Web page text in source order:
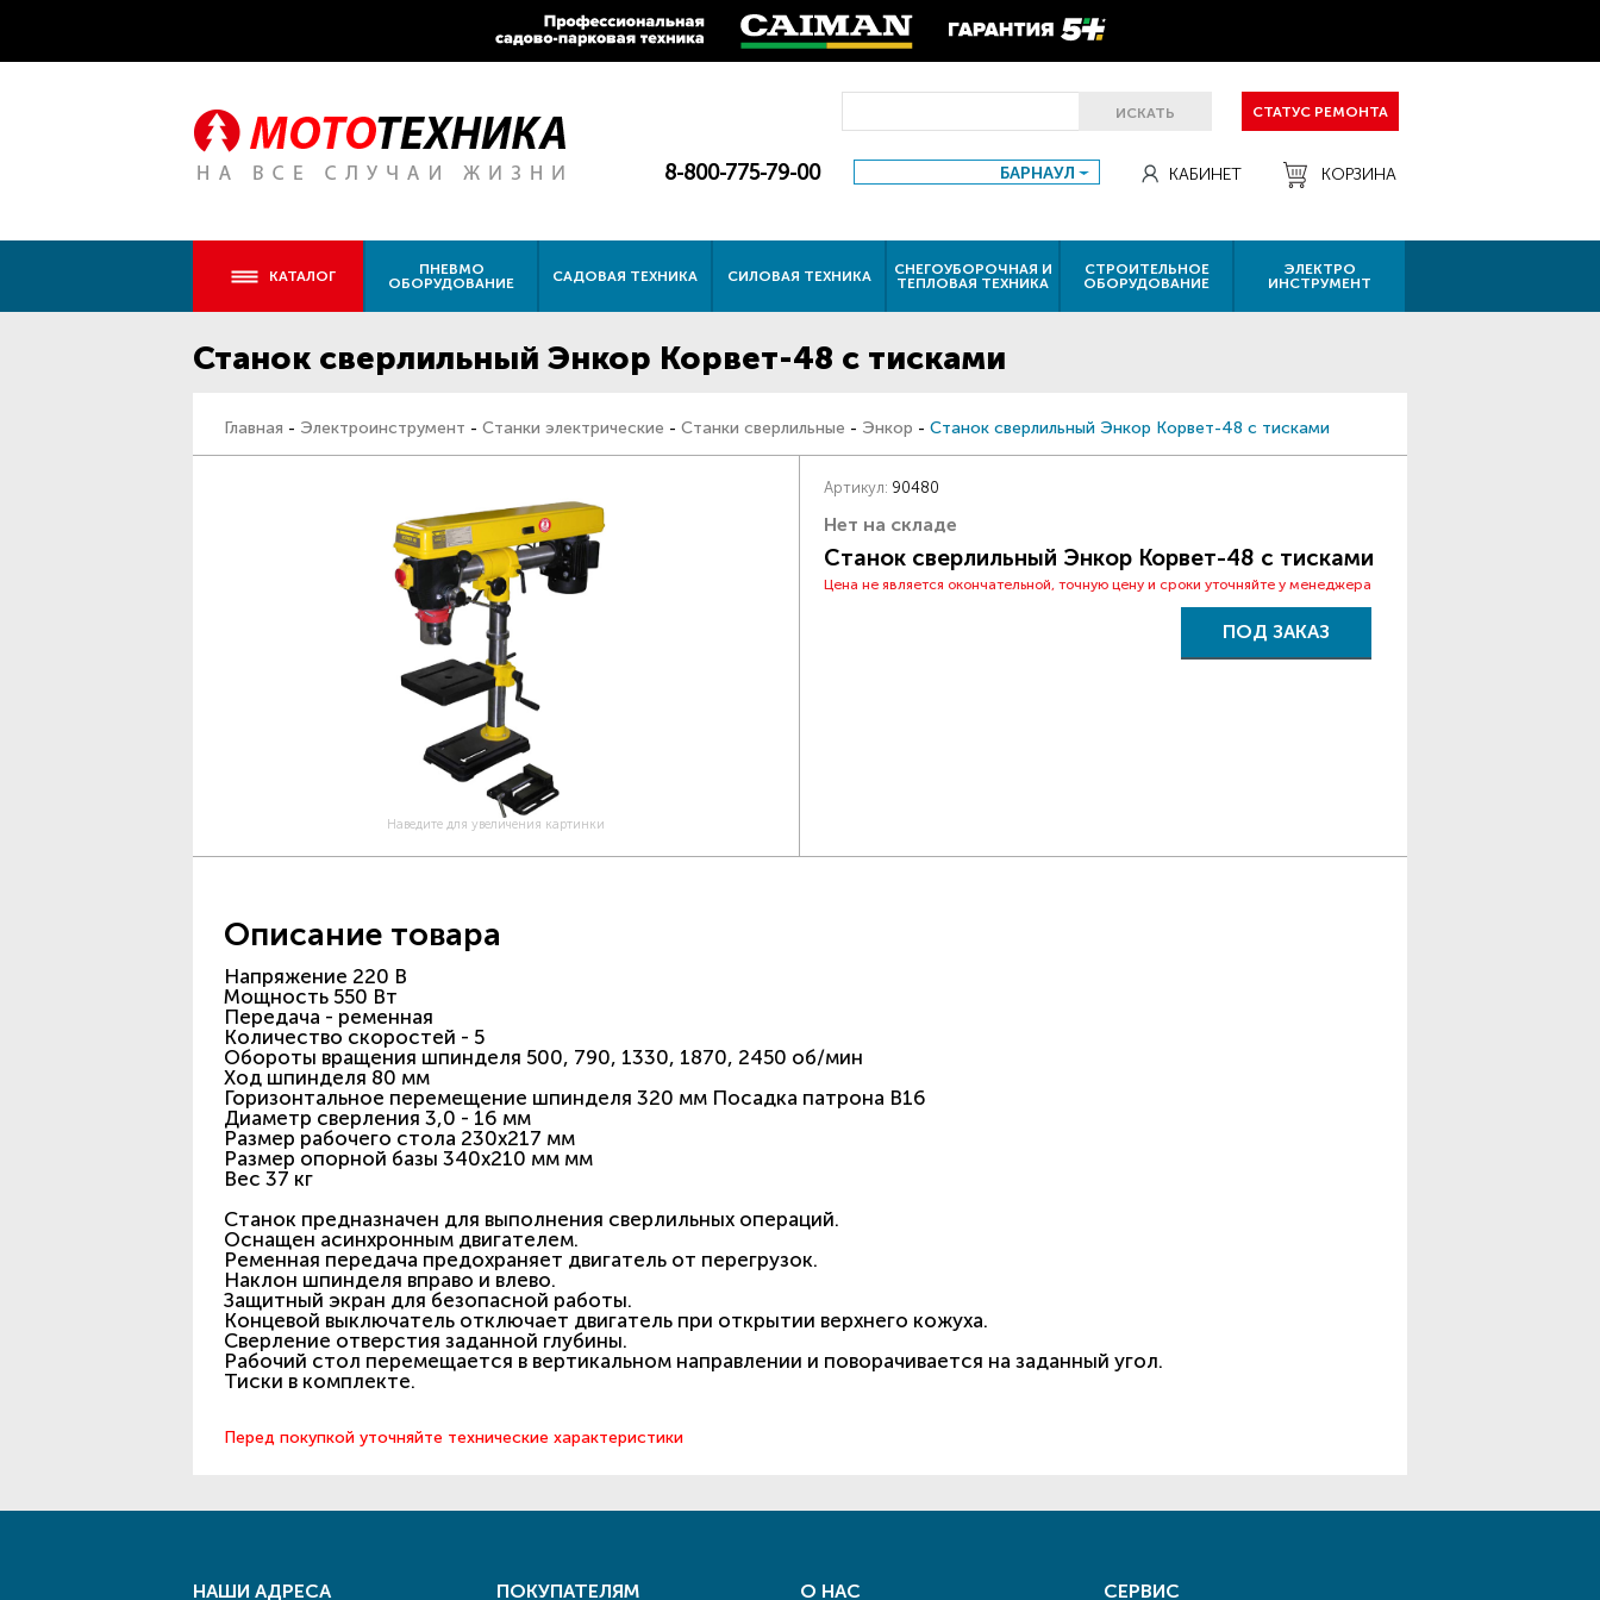
ИСКАТЬ СТАТУС РЕМОНТА
8-800-775-79-00 БАРНАУЛ КАБИНЕТ КОРЗИНА
КАТАЛОГ
ПНЕВМО
ОБОРУДОВАНИЕ
САДОВАЯ ТЕХНИКА СИЛОВАЯ ТЕХНИКА
СНЕГОУБОРОЧНАЯ И
ТЕПЛОВАЯ ТЕХНИКА
СТРОИТЕЛЬНОЕ
ОБОРУДОВАНИЕ
ЭЛЕКТРО
ИНСТРУМЕНТ
Станок сверлильный Энкор Корвет-48 с тисками
Главная - Электроинструмент - Станки электрические - Станки сверлильные - Энкор - Станок сверлильный Энкор Корвет-48 с тисками
Наведите для увеличения картинки
Артикул: 90480
Нет на складе
Станок сверлильный Энкор Корвет-48 с тисками
Цена не является окончательной, точную цену и сроки уточняйте у менеджера
ПОД ЗАКАЗ
Описание товара
Напряжение 220 В
Мощность 550 Вт
Передача - ременная
Количество скоростей - 5
Обороты вращения шпинделя 500, 790, 1330, 1870, 2450 об/мин
Ход шпинделя 80 мм
Горизонтальное перемещение шпинделя 320 мм Посадка патрона В16
Диаметр сверления 3,0 - 16 мм
Размер рабочего стола 230х217 мм
Размер опорной базы 340х210 мм мм
Вес 37 кг
Станок предназначен для выполнения сверлильных операций.
Оснащен асинхронным двигателем.
Ременная передача предохраняет двигатель от перегрузок.
Наклон шпинделя вправо и влево.
Защитный экран для безопасной работы.
Концевой выключатель отключает двигатель при открытии верхнего кожуха.
Сверление отверстия заданной глубины.
Рабочий стол перемещается в вертикальном направлении и поворачивается на заданный угол.
Тиски в комплекте.
Перед покупкой уточняйте технические характеристики
НАШИ АДРЕСА ПОКУПАТЕЛЯМ О НАС СЕРВИС